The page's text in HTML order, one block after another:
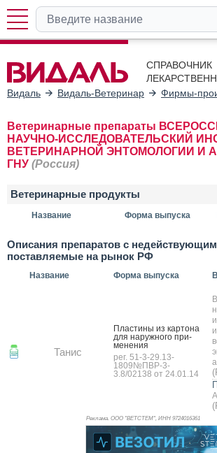
СПРАВОЧНИК
Видаль
Видаль-Ветеринар Фирмы-
Ветеринарные препараты
НАУЧНО-ИССЛЕДОВАТЕЛЬСКИЙ
ВЕТЕРИНАРНОЙ ЭНТОМОЛОГИИ И
ГНУ (Россия)
Ветеринарные продукты
Название Форма выпуска
Описания препаратов с
поставляемые на рынок РФ
Название Форма выпуска
Танис
Плас­ти­ны из кар­то­на
для на­руж­но­го при­
мене­ния
рег. 51-3-29.13-
1809№ПВР-3-
3.8/02138 от 24.01.14
Реклама. ООО "ВЕТСТЕМ", ИНН 9724016361